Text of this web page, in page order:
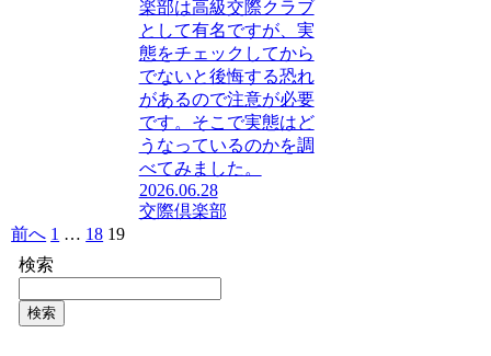
楽部は高級交際クラブ
として有名ですが、実
態をチェックしてから
でないと後悔する恐れ
があるので注意が必要
です。そこで実態はど
うなっているのかを調
べてみました。
2026.06.28
交際倶楽部
前へ 1 … 18 19
検索
検索